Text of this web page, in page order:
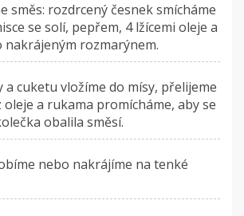
směs: rozdrcený česnek smícháme
se solí, pepřem, 4 lžícemi oleje a
nakrájeným rozmarýnem.
a cuketu vložíme do mísy, přelijeme
oleje a rukama promícháme, aby se
obalila směsí.
nebo nakrájíme na tenké